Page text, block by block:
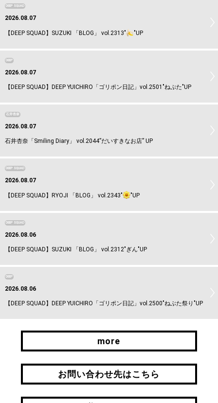
DEEP SQUAD
2026.08.07
【DEEP SQUAD】SUZUKI 「BLOG」 vol.2313" "UP
DEEP
2026.08.07
【DEEP SQUAD】DEEP YUICHIRO「ゴリポン日記」vol.2501"ねぷた"UP
石井杏奈
2026.08.07
石井杏奈「Smiling Diary」 vol.2044”だいすきなお店” UP
DEEP SQUAD
2026.08.07
【DEEP SQUAD】RYOJI 「BLOG」 vol.2343" "UP
DEEP SQUAD
2026.08.06
【DEEP SQUAD】SUZUKI 「BLOG」 vol.2312"ぎん"UP
DEEP
2026.08.06
【DEEP SQUAD】DEEP YUICHIRO「ゴリポン日記」vol.2500"ねぶた祭り"UP
more
more
お問い合わせ先はこちら
お問い合わせ先はこちら
引継ぎはこちら